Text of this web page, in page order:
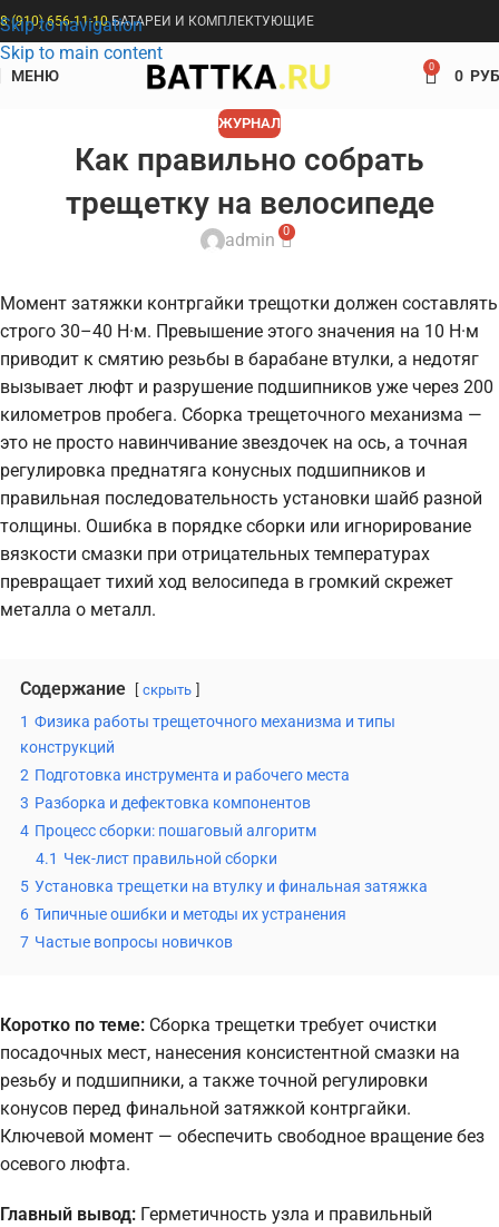
Skip to navigation
Skip to main content
8 (910) 656-11-10БАТАРЕИ И КОМПЛЕКТУЮЩИЕ
МЕНЮ 0 0
ЖУРНАЛ
Как правильно собрать
трещетку на велосипеде
admin 0
Момент затяжки контргайки трещотки должен составлять
строго 30–40 Н·м. Превышение этого значения на 10 Н·м
приводит к смятию резьбы в барабане втулки, а недотяг
вызывает люфт и разрушение подшипников уже через 200
километров пробега. Сборка трещеточного механизма —
это не просто навинчивание звездочек на ось, а точная
регулировка преднатяга конусных подшипников и
правильная последовательность установки шайб разной
толщины. Ошибка в порядке сборки или игнорирование
вязкости смазки при отрицательных температурах
превращает тихий ход велосипеда в громкий скрежет
металла о металл.
Содержание скрыть
1 Физика работы трещеточного механизма и типы
конструкций
2 Подготовка инструмента и рабочего места
3 Разборка и дефектовка компонентов
4 Процесс сборки: пошаговый алгоритм
4.1 Чек-лист правильной сборки
5 Установка трещетки на втулку и финальная затяжка
6 Типичные ошибки и методы их устранения
7 Частые вопросы новичков
Коротко по теме: Сборка трещетки требует очистки
посадочных мест, нанесения консистентной смазки на
резьбу и подшипники, а также точной регулировки
конусов перед финальной затяжкой контргайки.
Ключевой момент — обеспечить свободное вращение без
осевого люфта.
Главный вывод: Герметичность узла и правильный